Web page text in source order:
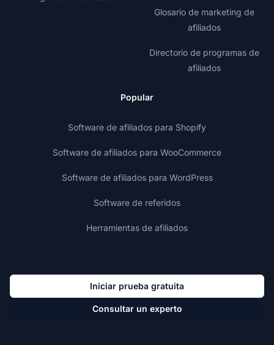
Glosario de marketing de
afiliados
Directorio de programas de
afiliados
Popular
Software de afiliados para Shopify
Software de afiliados para WooCommerce
Software de afiliados para WordPress
Software de referidos
Herramientas de afiliados
Iniciar prueba gratuita
Consultar un experto